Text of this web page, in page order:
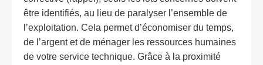
être identifiés, au lieu de paralyser l’ensemble de
l’exploitation. Cela permet d’économiser du temps,
de l’argent et de ménager les ressources humaines
de votre service technique. Grâce à la proximité